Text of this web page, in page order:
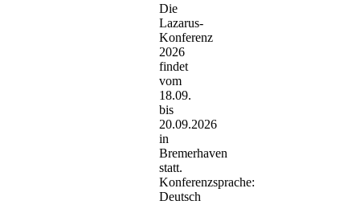
Die
Lazarus-
Konferenz
2026
findet
vom
18.09.
bis
20.09.2026
in
Bremerhaven
statt.
Konferenzsprache:
Deutsch